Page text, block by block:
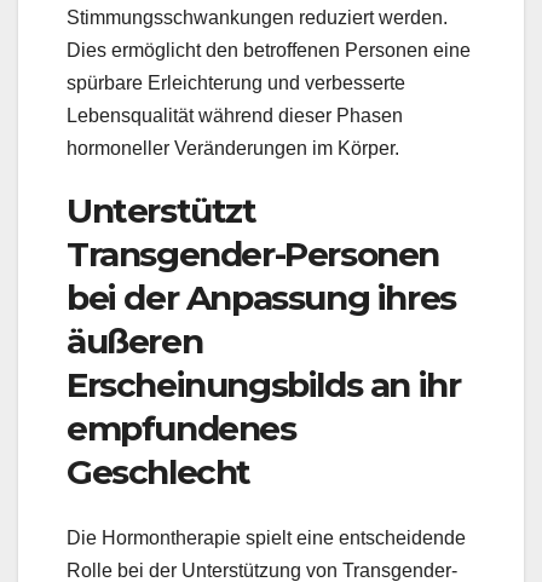
Stimmungsschwankungen reduziert werden.
Dies ermöglicht den betroffenen Personen eine
spürbare Erleichterung und verbesserte
Lebensqualität während dieser Phasen
hormoneller Veränderungen im Körper.
Unterstützt
Transgender-Personen
bei der Anpassung ihres
äußeren
Erscheinungsbilds an ihr
empfundenes
Geschlecht
Die Hormontherapie spielt eine entscheidende
Rolle bei der Unterstützung von Transgender-